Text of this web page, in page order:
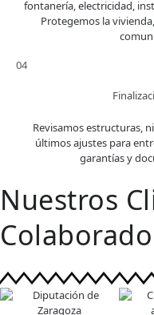
fontanería, electricidad,
Protegemos la
04
Revisamos estructuras,
últimos ajustes para
garantías y
Nuestros